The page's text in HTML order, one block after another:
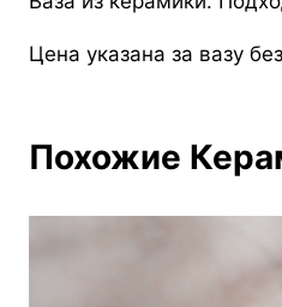
Цена указана за вазу
Похожие